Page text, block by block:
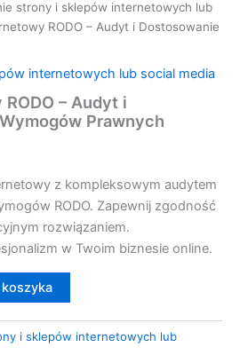
strony i sklepów internetowych lub
RODO – Audyt i Dostosowanie
internetowych lub social media
– Audyt i
Prawnych
z kompleksowym audytem
RODO. Zapewnij zgodność
rozwiązaniem.
w Twoim biznesie online.
i sklepów internetowych lub